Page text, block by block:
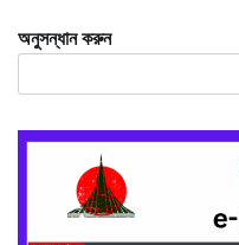
অনুসন্ধান করুন